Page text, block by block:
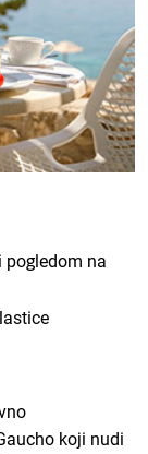
pogledom na
koji nudi